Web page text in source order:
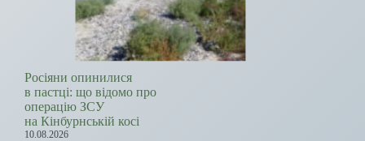
Росіяни опинилися
в пастці: що відомо про
операцію ЗСУ
на Кінбурнській косі
10.08.2026